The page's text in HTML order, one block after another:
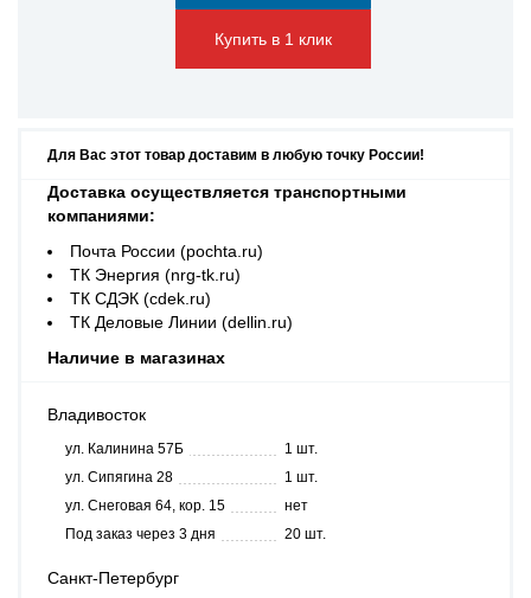
Купить в 1 клик
Для Вас этот товар доставим в любую точку России!
Доставка осуществляется транспортными
компаниями:
Почта России (pochta.ru)
ТК Энергия (nrg-tk.ru)
ТК СДЭК (cdek.ru)
ТК Деловые Линии (dellin.ru)
Наличие в магазинах
Владивосток
ул. Калинина 57Б
1 шт.
ул. Сипягина 28
1 шт.
ул. Снеговая 64, кор. 15
нет
Под заказ через 3 дня
20 шт.
Санкт-Петербург